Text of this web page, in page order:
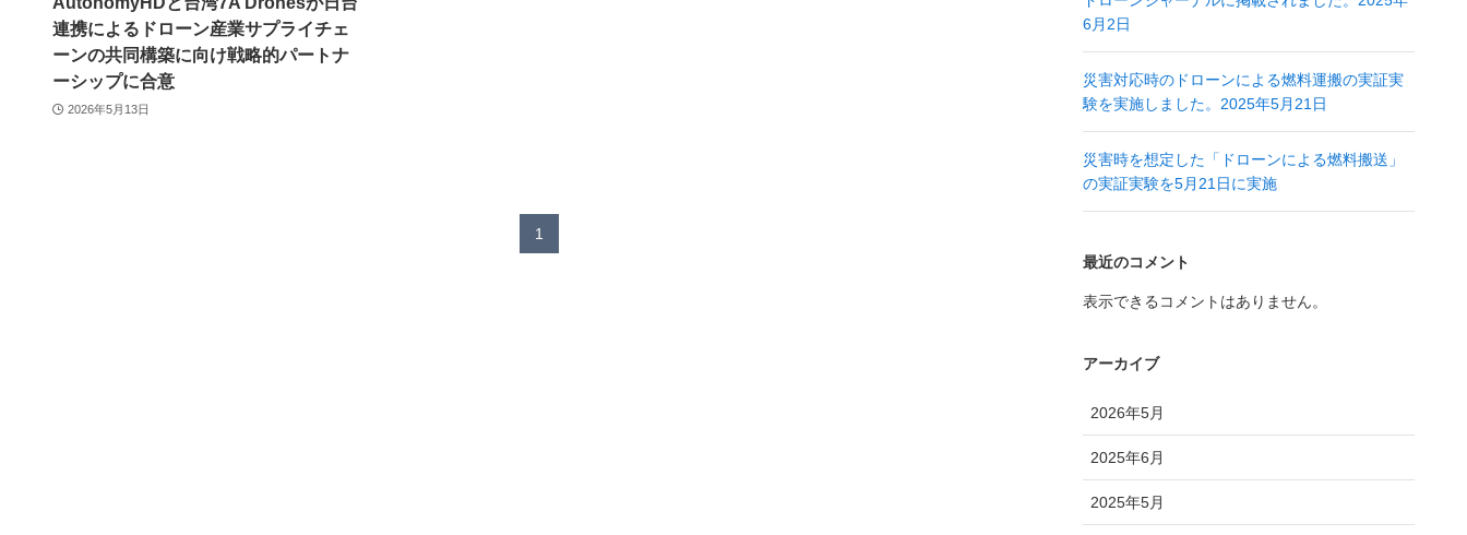
連携によるドローン産業サプライチェ
ーンの共同構築に向け戦略的パートナ
ーシップに合意
2026年5月13日
1
6月2日
災害対応時のドローンによる燃料運搬の実証実
験を実施しました。2025年5月21日
災害時を想定した「ドローンによる燃料搬送」
の実証実験を5月21日に実施
最近のコメント
表示できるコメントはありません。
アーカイブ
2026年5月
2025年6月
2025年5月